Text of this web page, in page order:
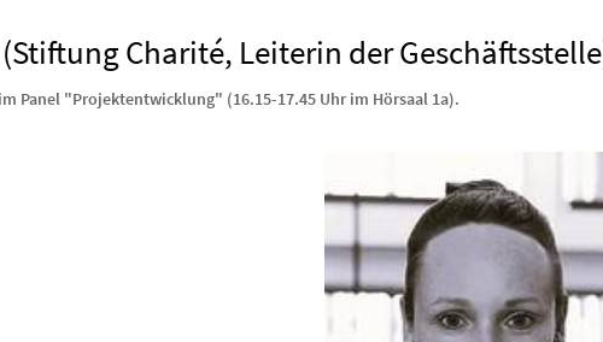
Charité, Leiterin der
Panel "Projektentwicklung" (16.15-17.45 Uhr im Hörsaal 1a).